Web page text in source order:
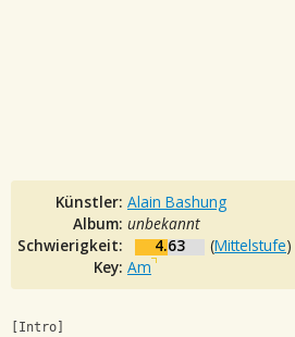
Künstler: Alain Bashung
Album: unbekannt
Schwierigkeit:
4.63 (Mittelstufe)
Key: Am
[Intro]